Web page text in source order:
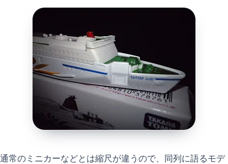
通常のミニカーなどとは縮尺が違うので、同列に語るモデ